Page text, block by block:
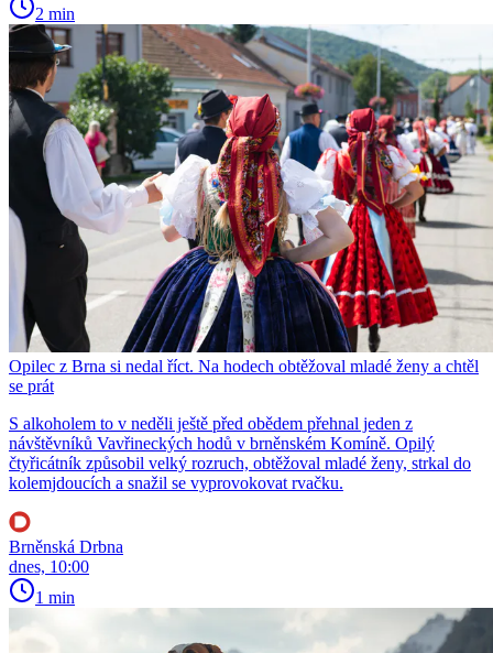
2 min
Opilec z Brna si nedal říct. Na hodech obtěžoval mladé ženy a chtěl
se prát
S alkoholem to v neděli ještě před obědem přehnal jeden z
návštěvníků Vavřineckých hodů v brněnském Komíně. Opilý
čtyřicátník způsobil velký rozruch, obtěžoval mladé ženy, strkal do
kolemjdoucích a snažil se vyprovokovat rvačku.
Brněnská Drbna
dnes, 10:00
1 min